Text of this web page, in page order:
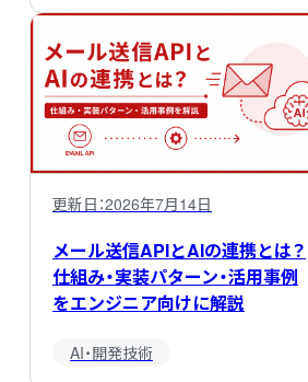
更新日：2026年7月14日
メール送信APIとAIの連携とは？
仕組み・実装パターン・活用事例
をエンジニア向けに解説
AI・開発技術